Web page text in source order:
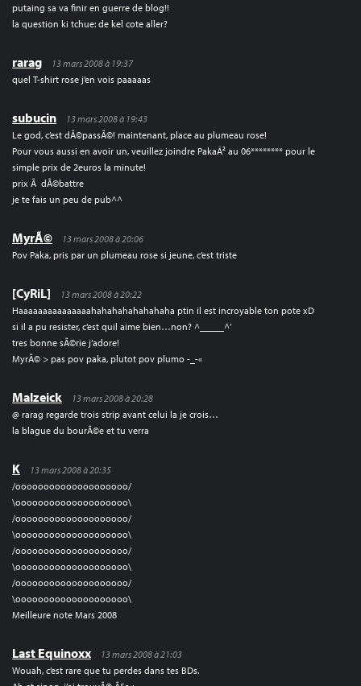
putaing sa va finir en guerre de blog!!
la question ki tchue: de kel cote aller?
rarag
13 mars 2008 à 19:37
quel T-shirt rose j’en vois paaaaas
subucin
13 mars 2008 à 19:43
Le god, c’est dÃ©passÃ©! maintenant, place au plumeau rose!
Pour vous aussi en avoir un, veuillez joindre PakaÂ² au 06******** pour le
simple prix de 2euros la minute!
prix Ã dÃ©battre
je te fais un peu de pub^^
MyrÃ©
13 mars 2008 à 20:06
Pov Paka, pris par un plumeau rose si jeune, c’est triste
[CyRiL]
13 mars 2008 à 20:22
Haaaaaaaaaaaaaaahahahahahahahaha ptin il est incroyable ton pote xD
si il a pu resister, c’est quil aime bien…non? ^_____^’
tres bonne sÃ©rie j’adore!
MyrÃ© > pas pov paka, plutot pov plumo -_-«
Malzeick
13 mars 2008 à 20:28
@ rarag regarde trois strip avant celui la je crois…
la blague du bourÃ©e et tu verra
K
13 mars 2008 à 20:35
/oooooooooooooooooooo/
\oooooooooooooooooooo\
/oooooooooooooooooooo/
\oooooooooooooooooooo\
/oooooooooooooooooooo/
\oooooooooooooooooooo\
/oooooooooooooooooooo/
\oooooooooooooooooooo\
Meilleure note Mars 2008
Last Equinoxx
13 mars 2008 à 21:03
Wouah, c’est rare que tu perdes dans tes BDs.